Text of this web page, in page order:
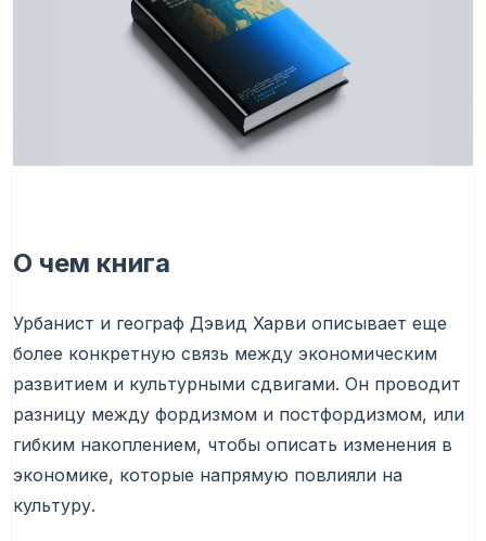
О чем книга
Урбанист и географ Дэвид Харви описывает еще
более конкретную связь между экономическим
развитием и культурными сдвигами. Он проводит
разницу между фордизмом и постфордизмом, или
гибким накоплением, чтобы описать изменения в
экономике, которые напрямую повлияли на
культуру.